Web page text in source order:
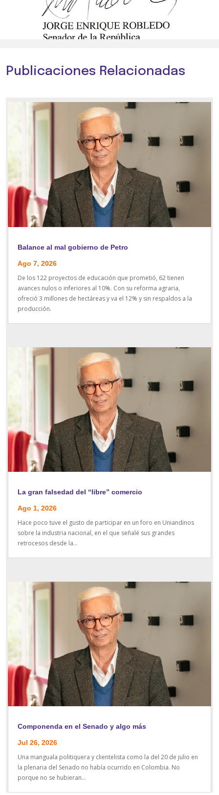
Publicaciones Relacionadas
Balance al mal gobierno de Petro
Ago 7, 2026
De los 122 proyectos de educación que prometió, 62 tienen
avances nulos o inferiores al 10%. Con su reforma agraria,
ofreció 3 millones de hectáreas y va el 12% y sin respaldos a la
producción.
La gran falsedad del “libre” comercio
Ago 1, 2026
Hace poco tuve el gusto de participar en un foro en Uniandinos
sobre la industria nacional, en el que señalé sus grandes
retrocesos desde la...
Componenda en el Senado y algo más
Jul 26, 2026
Una manguala politiquera y clientelista como la del 20 de julio en
la plenaria del Senado no había ocurrido en Colombia. No
porque no se hubieran...